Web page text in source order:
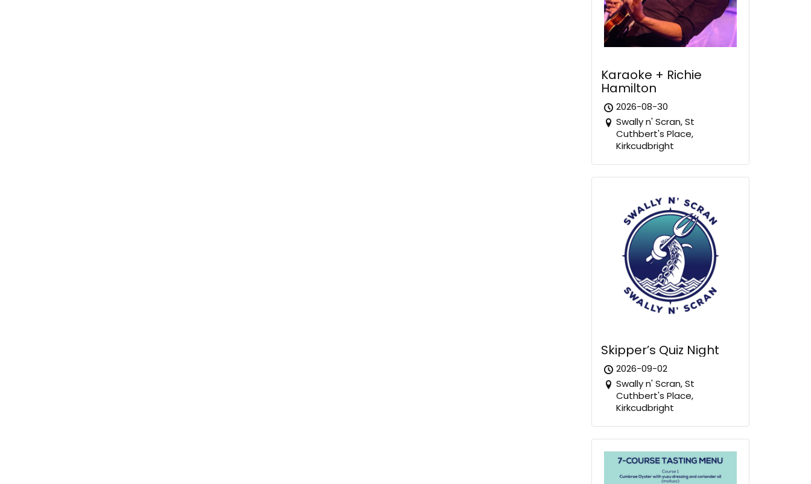
Karaoke + Richie
Hamilton
2026-08-30
Swally n' Scran, St
Cuthbert's Place,
Kirkcudbright
Skipper’s Quiz Night
2026-09-02
Swally n' Scran, St
Cuthbert's Place,
Kirkcudbright